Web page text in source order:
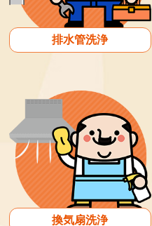
排水管洗浄
換気扇洗浄